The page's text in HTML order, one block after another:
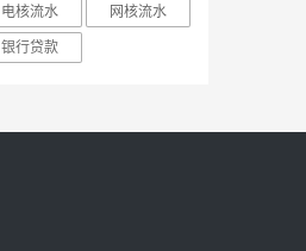
电核流水
网核流水
银行贷款